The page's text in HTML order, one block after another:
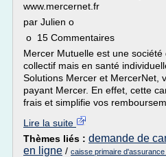
www.mercernet.fr
par Julien o
o 15 Commentaires
Mercer Mutuelle est une
collectif mais en santé
Solutions Mercer et MercerNet,
payant Mercer. En effet, cette
frais et simplifie vos
Lire la suite
Thèmes liés : demande de
en ligne / caisse primaire d'assurance